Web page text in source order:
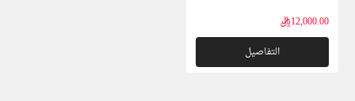
12,000.00ريال
التفاصيل